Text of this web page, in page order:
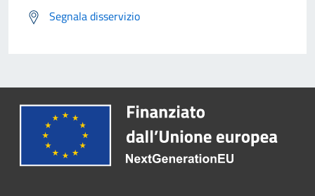
Segnala disservizio